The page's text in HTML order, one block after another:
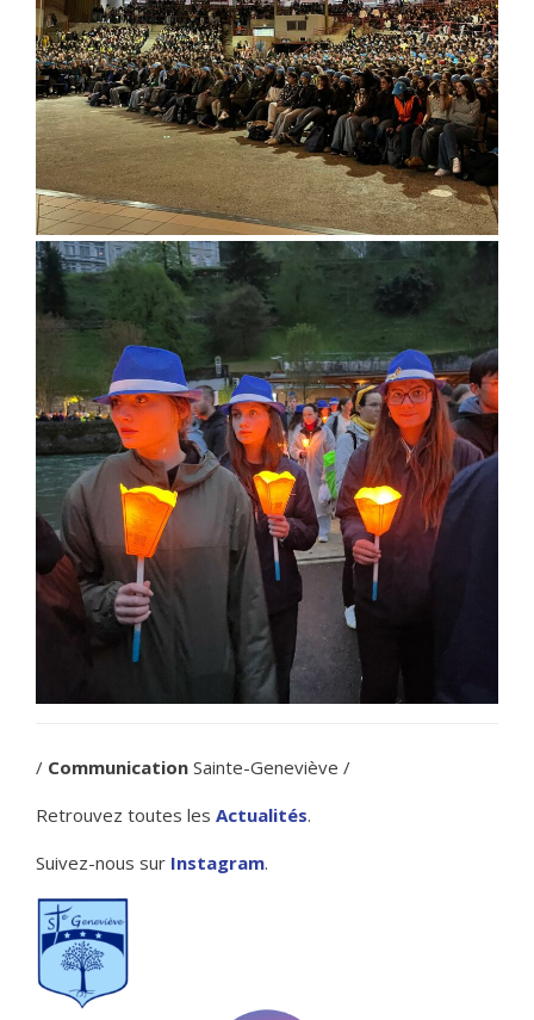
/ Communication Sainte-Geneviève /
Retrouvez toutes les Actualités.
Suivez-nous sur Instagram.